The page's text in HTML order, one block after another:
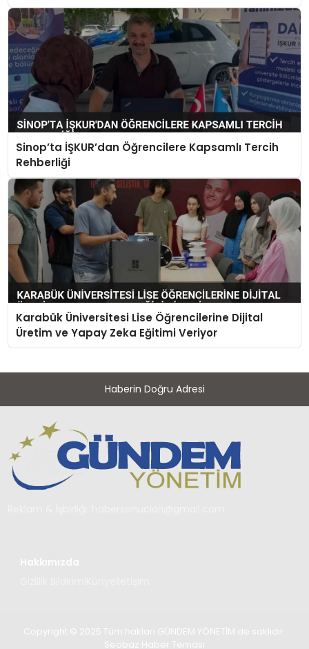
Sinop’ta İŞKUR’dan Öğrencilere Kapsamlı Tercih
Rehberliği
Karabük Üniversitesi Lise Öğrencilerine Dijital
Üretim ve Yapay Zeka Eğitimi Veriyor
Haberin Doğru Adresi
Hakkımızda
Copyright © 2025 Tüm hakları GÜNDEM YÖNETİM de saklıdır.
Seobaz Haber Teması